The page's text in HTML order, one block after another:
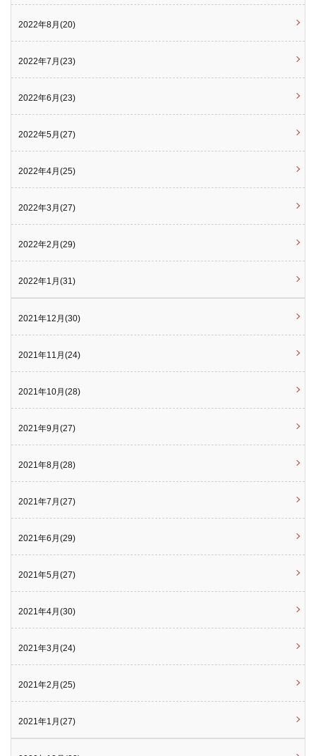
2022年8月(20)
2022年7月(23)
2022年6月(23)
2022年5月(27)
2022年4月(25)
2022年3月(27)
2022年2月(29)
2022年1月(31)
2021年12月(30)
2021年11月(24)
2021年10月(28)
2021年9月(27)
2021年8月(28)
2021年7月(27)
2021年6月(29)
2021年5月(27)
2021年4月(30)
2021年3月(24)
2021年2月(25)
2021年1月(27)